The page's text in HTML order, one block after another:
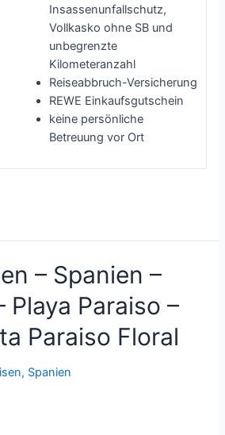
Insassenunfallschutz,
Vollkasko ohne SB und
unbegrenzte
Kilometeranzahl
Reiseabbruch-Versicherung
REWE Einkaufsgutschein
keine persönliche
Betreuung vor Ort
– Spanien –
Playa Paraiso –
Paraiso Floral
, Spanien